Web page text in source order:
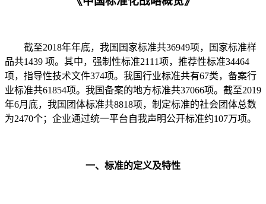
截至2018年年底，我国国家标准共36949项，国家标准样
品共1439 项。其中，强制性标准2111项，推荐性标准34464
项，指导性技术文件374项。我国行业标准共有67类，备案行
业标准共61854项。我国备案的地方标准共37066项。截至2019
年6月底，我国团体标准共8818项，制定标准的社会团体总数
为2470个；企业通过统一平台自我声明公开标准约107万项。
一、标准的定义及特性